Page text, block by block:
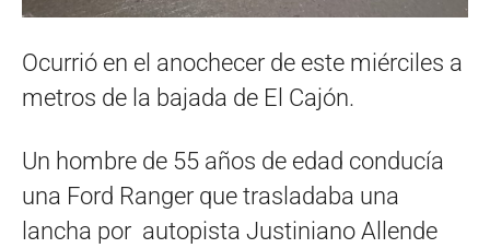
Ocurrió en el anochecer de este miérciles a
metros de la bajada de El Cajón.
Un hombre de 55 años de edad conducía
una Ford Ranger que trasladaba una
lancha por autopista Justiniano Allende